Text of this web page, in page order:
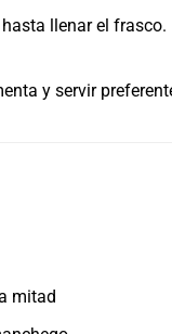
llenar el
y servir
mitad